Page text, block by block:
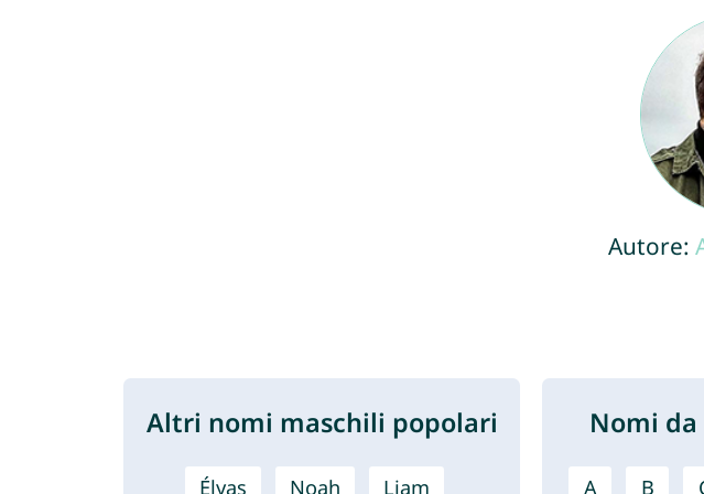
Autore:
Altri nomi maschili popolari
Élyas Noah Liam
Nomi da
A B